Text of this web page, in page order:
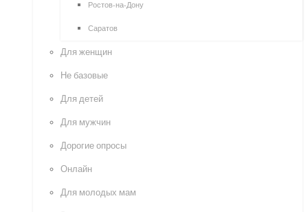
Ростов-на-Дону
Саратов
Для женщин
Не базовые
Для детей
Для мужчин
Дорогие опросы
Онлайн
Для молодых мам